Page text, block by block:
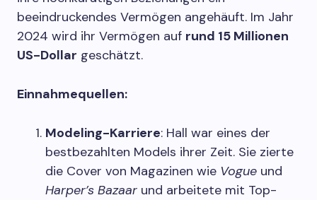
beeindruckendes Vermögen angehäuft. Im Jahr
2024 wird ihr Vermögen auf rund 15 Millionen
US-Dollar geschätzt.
Einnahmequellen:
Modeling-Karriere: Hall war eines der
bestbezahlten Models ihrer Zeit. Sie zierte
die Cover von Magazinen wie Vogue und
Harper’s Bazaar und arbeitete mit Top-